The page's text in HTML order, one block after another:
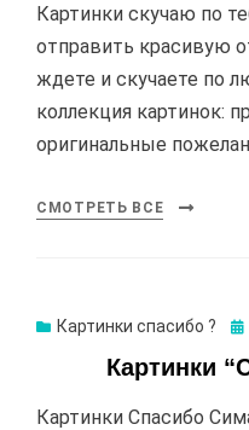
Картинки скучаю по
отправить красивую
ждете и скучаете по
коллекция картинок:
оригинальные
СМОТРЕТЬ ВСЕ
Картинки спасибо ?
Картинки
Картинки Спасибо